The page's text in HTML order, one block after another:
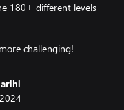
180+ different levels
challenging!